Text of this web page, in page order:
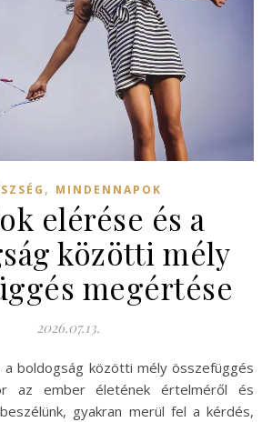
, MINDENNAPOK
elérése és a
közötti mély
megértése
2026.07.13.
az ember életének értelméről és
gyakran merül fel a kérdés,